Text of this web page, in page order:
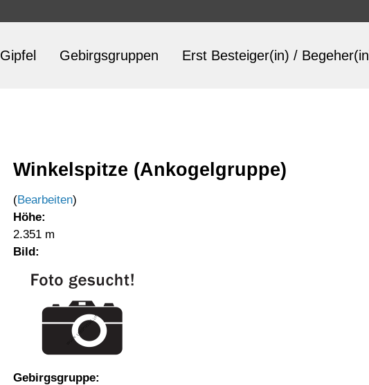
Gipfel Gebirgsgruppen Erst Besteiger(in) /
Winkelspitze (Ankogelgruppe)
(Bearbeiten)
Höhe:
2.351 m
Bild:
Gebirgsgruppe: